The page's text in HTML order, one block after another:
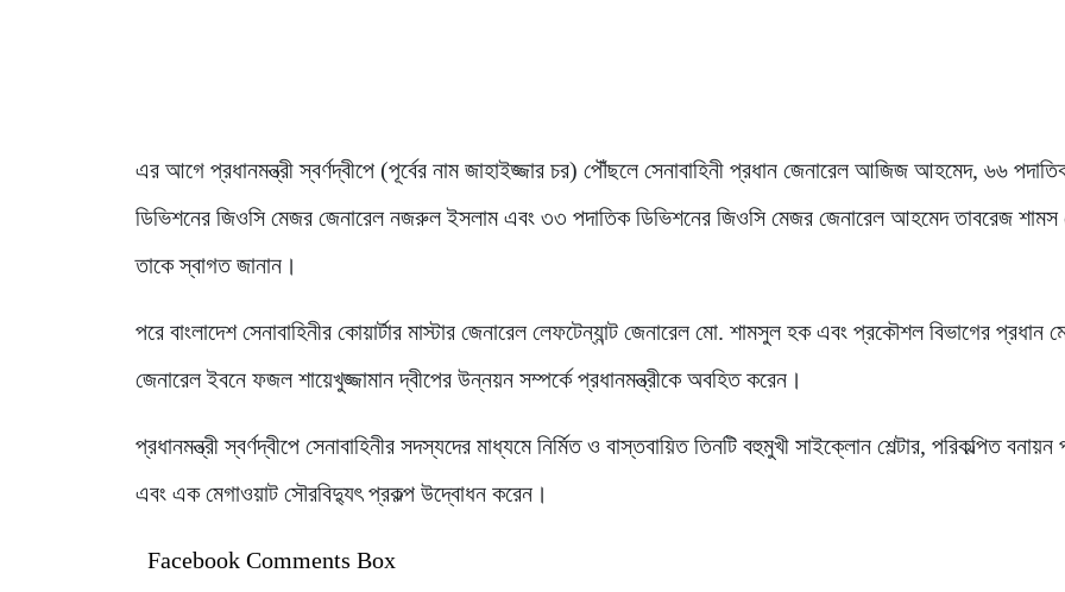
এর আগে প্রধানমন্ত্রী স্বর্ণদ্বীপে (পূর্বের নাম জাহাইজ্জার চর) পৌঁছলে সেনাবাহিনী প্রধান জেনারেল আজিজ আহমেদ, ৬৬
ডিভিশনের জিওসি মেজর জেনারেল নজরুল ইসলাম এবং ৩৩ পদাতিক ডিভিশনের জিওসি মেজর জেনারেল আহমেদ তাবরেজ শামস
তাকে স্বাগত জানান।
পরে বাংলাদেশ সেনাবাহিনীর কোয়ার্টার মাস্টার জেনারেল লেফটেন্যান্ট জেনারেল মো. শামসুল হক এবং প্রকৌশল বিভাগের প্রধান
জেনারেল ইবনে ফজল শায়েখুজ্জামান দ্বীপের উন্নয়ন সম্পর্কে প্রধানমন্ত্রীকে অবহিত করেন।
প্রধানমন্ত্রী স্বর্ণদ্বীপে সেনাবাহিনীর সদস্যদের মাধ্যমে নির্মিত ও বাস্তবায়িত তিনটি বহুমুখী সাইক্লোন শেল্টার, পরিকল্পিত বনায়ন
এবং এক মেগাওয়াট সৌরবিদ্যুৎ প্রকল্প উদ্বোধন করেন।
Facebook Comments Box